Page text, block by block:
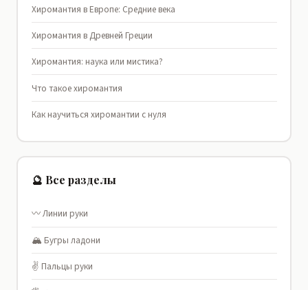
Хиромантия в Европе: Средние века
Хиромантия в Древней Греции
Хиромантия: наука или мистика?
Что такое хиромантия
Как научиться хиромантии с нуля
🔮 Все разделы
〰️ Линии руки
🏔️ Бугры ладони
✌️ Пальцы руки